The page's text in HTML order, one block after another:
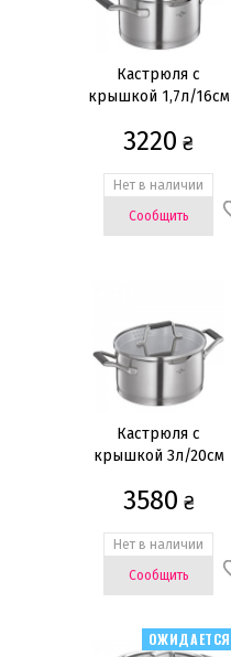
Кастрюля с
крышкой 1,7л/16см
3220 ₴
Нет в наличии
Сообщить
Кастрюля с
крышкой 3л/20см
3580 ₴
Нет в наличии
Сообщить
ОЖИДАЕТСЯ